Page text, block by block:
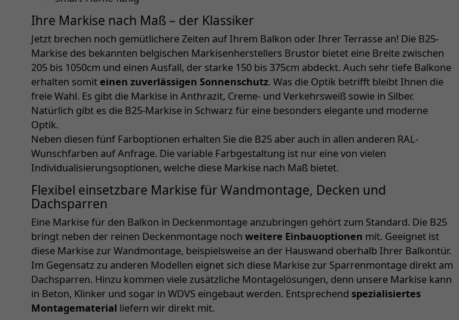
Ihre Markise nach Maß – der Klassiker
Jetzt brechen noch gemütlichere Zeiten auf Ihrem Balkon oder Ihrer Terrasse an! Die B25-
Markise des bekannten belgischen Markisenherstellers Brustor bietet eine Breite zwischen
205 bis 1050cm und einen Ausfall, der starke 150 bis 375cm abdeckt. Auch sehr tiefe Balkone
erhalten somit einen zuverlässigen Sonnenschutz. Was die Optik betrifft bleibt Ihnen die
freie Wahl. Es gibt die Markise in Anthrazit, Creme- und Verkehrsweiß sowie in Silber.
Natürlich gibt es die B25-Markise in Schwarz für eine besonders elegante und moderne
Optik.
Neben diesen fünf Farboptionen erhalten Sie die B25 aber auch in allen anderen RAL-
Wunschfarben auf Anfrage. Die variable Farbgestaltung ist nur eine von vielen
Individualisierungsoptionen, welche diese Markise nach Maß bietet.
Flexibel einsetzbare Markise für Wandmontage, Decken und
Dachsparren
Eine Markise für den Balkon in Deckenmontage anzubringen gehört zum Standard. Die B25
bringt neben der reinen Deckenmontage noch weitere Einbauoptionen mit. Geeignet ist
diese Markise zur Wandmontage, beispielsweise an der Hauswand oberhalb Ihrer Balkontür.
Im Gegensatz zu anderen Modellen eignet sich diese Markise zur Sparrenmontage direkt am
Dachsparren. Hinzu kommen viele zusätzliche Montagelösungen, denn unsere Markise kann
in Beton, Klinker und sogar in WDVS eingebaut werden. Entsprechend spezialisiertes
Montagematerial liefern wir direkt mit.